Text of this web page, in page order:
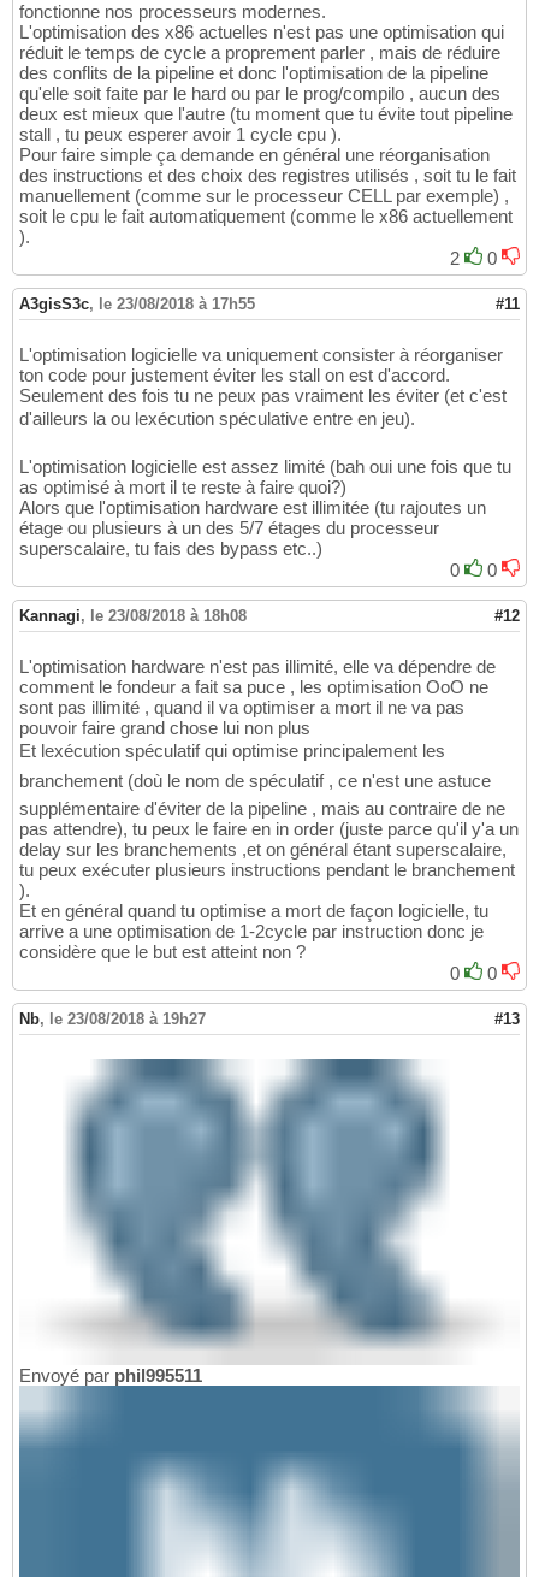
fonctionne nos processeurs modernes.
L'optimisation des x86 actuelles n'est pas une optimisation qui
réduit le temps de cycle a proprement parler , mais de réduire
des conflits de la pipeline et donc l'optimisation de la pipeline
qu'elle soit faite par le hard ou par le prog/compilo , aucun des
deux est mieux que l'autre (tu moment que tu évite tout pipeline
stall , tu peux esperer avoir 1 cycle cpu ).
Pour faire simple ça demande en général une réorganisation
des instructions et des choix des registres utilisés , soit tu le fait
manuellement (comme sur le processeur CELL par exemple) ,
soit le cpu le fait automatiquement (comme le x86 actuellement
).
2
0
A3gisS3c, le 23/08/2018 à 17h55 #11
L'optimisation logicielle va uniquement consister à réorganiser
ton code pour justement éviter les stall on est d'accord.
Seulement des fois tu ne peux pas vraiment les éviter (et c'est
d'ailleurs la ou lexécution spéculative entre en jeu).
L'optimisation logicielle est assez limité (bah oui une fois que tu
as optimisé à mort il te reste à faire quoi?)
Alors que l'optimisation hardware est illimitée (tu rajoutes un
étage ou plusieurs à un des 5/7 étages du processeur
superscalaire, tu fais des bypass etc..)
0
0
Kannagi, le 23/08/2018 à 18h08 #12
L'optimisation hardware n'est pas illimité, elle va dépendre de
comment le fondeur a fait sa puce , les optimisation OoO ne
sont pas illimité , quand il va optimiser a mort il ne va pas
pouvoir faire grand chose lui non plus
Et lexécution spéculatif qui optimise principalement les
branchement (doù le nom de spéculatif , ce n'est une astuce
supplémentaire d'éviter de la pipeline , mais au contraire de ne
pas attendre), tu peux le faire en in order (juste parce qu'il y'a un
delay sur les branchements ,et on général étant superscalaire,
tu peux exécuter plusieurs instructions pendant le branchement
).
Et en général quand tu optimise a mort de façon logicielle, tu
arrive a une optimisation de 1-2cycle par instruction donc je
considère que le but est atteint non ?
0
0
Nb, le 23/08/2018 à 19h27 #13
Envoyé par phil995511